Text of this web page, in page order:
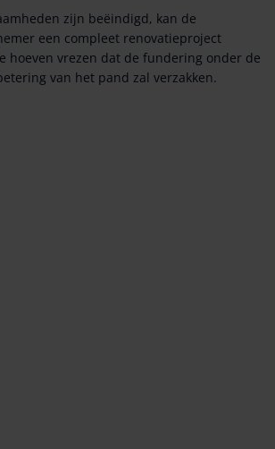
zijn beëindigd, kan de
een compleet renovatieproject
hoeven vrezen dat de fundering onder de
van het pand zal verzakken.